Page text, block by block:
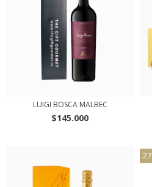
LUIGI BOSCA MALBEC
$145.000
27